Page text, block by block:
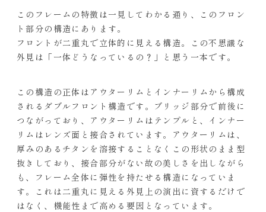
このフレームの特徴は一見してわかる通り、このフロン
ト部分の構造にあります。
フロントが二重丸で立体的に見える構造。この不思議な
外見は「一体どうなっているの？」と思う一本です。
この構造の正体はアウターリムとインナーリムから構成
されるダブルフロント構造です。ブリッジ部分で前後に
つながっており、アウターリムはテンプルと、インナー
リムはレンズ面と接合されています。アウターリムは、
厚みのあるチタンを溶接することなくこの形状のまま型
抜きしており、接合部分がない故の美しさを出しながら
も、フレーム全体に弾性を持たせる構造になっていま
す。これは二重丸に見える外見上の演出に資するだけで
はなく、機能性まで高める要因となっています。